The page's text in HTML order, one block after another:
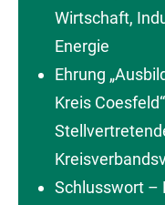
Wirtschaft,
Energie
Ehrung
Kreis
Schlusswort –